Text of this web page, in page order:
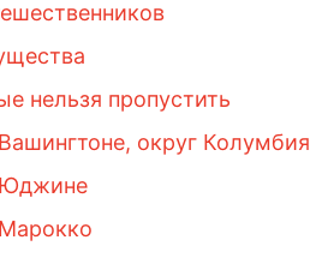
нельзя пропустить
округ Колумбия
Юджине